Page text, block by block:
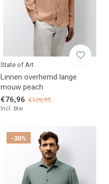
State of Art
Linnen overhemd lange
mouw peach
€76,96 €109,95
Incl. btw
-30%